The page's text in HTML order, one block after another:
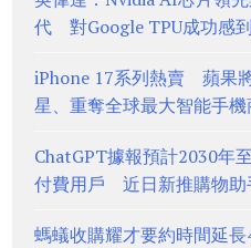
代 對Google TPU成功感
iPhone 17系列熱賣 蘋果
星、重奪全球最大智能手機
ChatGPT據報預計2030年
付費用戶 近日新推購物助
螞蟻收購耀才要約時間延